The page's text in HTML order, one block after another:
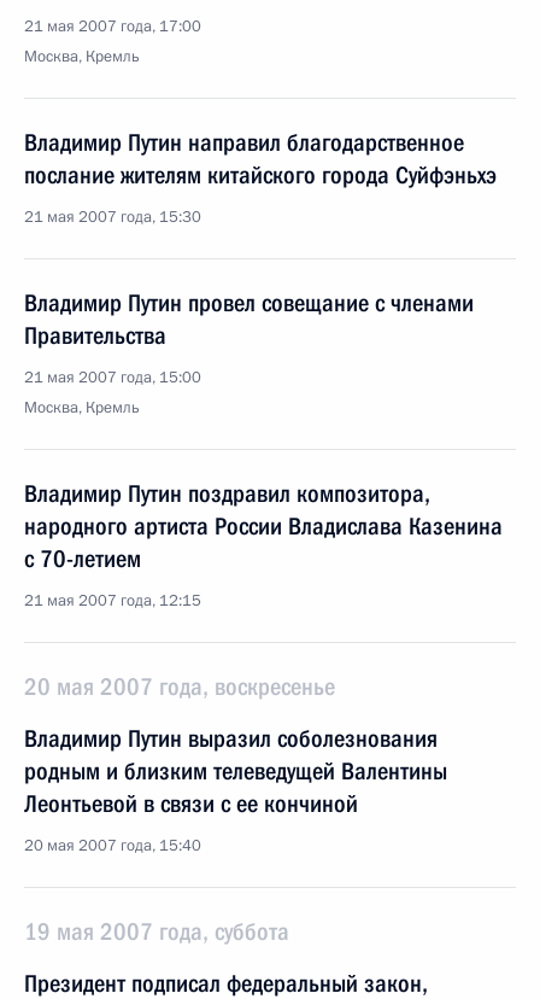
21 мая 2007 года, 17:00
Москва, Кремль
Владимир Путин направил благодарственное
послание жителям китайского города Суйфэньхэ
21 мая 2007 года, 15:30
Владимир Путин провел совещание с членами
Правительства
21 мая 2007 года, 15:00
Москва, Кремль
Владимир Путин поздравил композитора,
народного артиста России Владислава Казенина
с 70-летием
21 мая 2007 года, 12:15
20 мая 2007 года, воскресенье
Владимир Путин выразил соболезнования
родным и близким телеведущей Валентины
Леонтьевой в связи с ее кончиной
20 мая 2007 года, 15:40
19 мая 2007 года, суббота
Президент подписал федеральный закон,